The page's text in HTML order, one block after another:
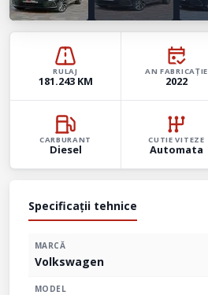
RULAJ
181.243 KM
AN FABRICAȚIE
2022
CARBURANT
Diesel
CUTIE VITEZE
Automata
Specificații tehnice
MARCĂ
Volkswagen
MODEL